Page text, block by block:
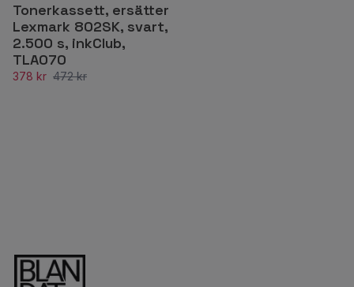
Tonerkassett, ersätter
Lexmark 802SK, svart,
2.500 s, inkClub,
TLA070
378 kr 472 kr